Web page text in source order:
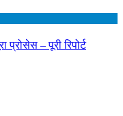
– पूरी रिपोर्ट